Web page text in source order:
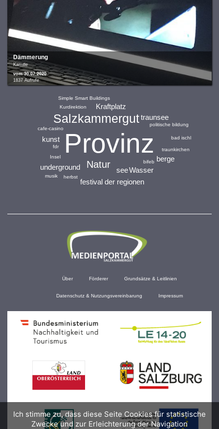
Dämmerung
Kamille
vom 30.07.2020
1837 Aufrufe
Provinz
Salzkammergut
Natur
Wasser
Kraftplatz
festival der regionen
see
traunsee
berge
underground
kunst
traunkirchen
cafe-casino
Kurdirektion
bifeb
fdr
politische bildung
Insel
Simple Smart Buildings
herbst
bad ischl
musik
Über Förderer Grundsätze & Leitlinien
Datenschutz & Nutzungsvereinbarung Impressum
Ich stimme zu, dass diese Seite Cookies für statistische
Zwecke und zur Erleichterung der Navigation